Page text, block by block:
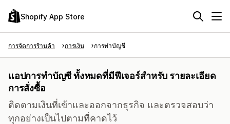
Shopify App Store
การจัดการร้านค้า การเงิน การทำบัญชี
แอปการทำบัญชี ทั้งหมดที่มีฟีเจอร์สำหรับ รายละเอียด
การสั่งซื้อ
ติดตามเงินที่เข้าและออกจากธุรกิจ และตรวจสอบว่า
ทุกอย่างเป็นไปตามที่คาดไว้